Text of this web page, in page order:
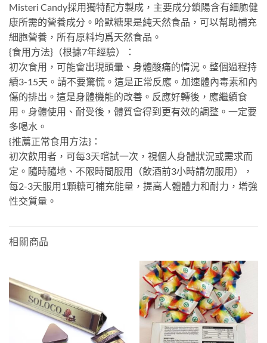
Misteri Candy採用獨特配方製成，主要成分鎖陽含有細胞健
康所需的營養成分。哈默糖果是純天然食品，可以幫助補充
細胞營養，所有原料均爲天然食品。
{食用方法}（根據7年經驗）：
初次食用，可能會出現頭暈、身體酸痛的情況。整個過程持
續3-15天。請不要驚慌。這是正常反應。加速體內毒素和內
傷的排出。這是身體機能的改善。反應好轉後，應繼續食
用。身體使用、耐受後，體質會得到更有效的調整。一定要
多喝水。
{推薦正常食用方法}：
初次飲用者，可每3天嚐試一次，視個人身體狀況或需求而
定。隨時隨地、不限時間服用（飲酒前3小時請勿服用），
每2-3天服用1顆糖可補充能量，提高人體體力和耐力，增強
性交質量。
相關商品